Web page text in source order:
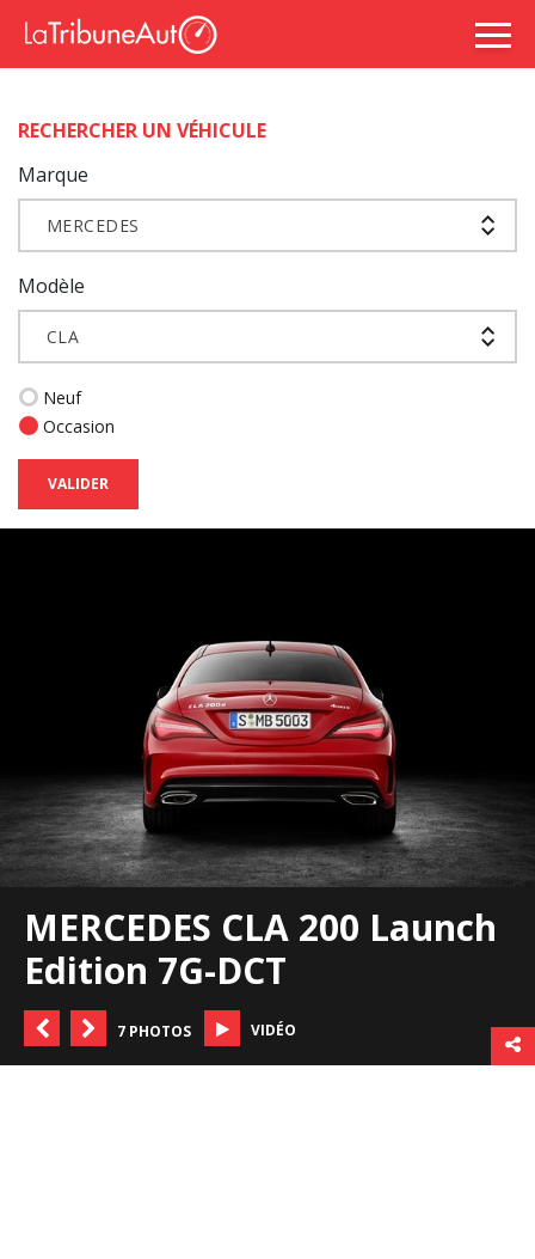
RECHERCHER UN VÉHICULE
Marque
MERCEDES
Modèle
CLA
Neuf
Occasion
VALIDER
MERCEDES CLA 200 Launch
Edition 7G-DCT
7 PHOTOS VIDÉO